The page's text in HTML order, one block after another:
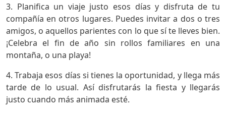
3. Planifica un viaje justo esos días y disfruta de tu
compañía en otros lugares. Puedes invitar a dos o tres
amigos, o aquellos parientes con lo que sí te lleves bien.
¡Celebra el fin de año sin rollos familiares en una
montaña, o una playa!
4. Trabaja esos días si tienes la oportunidad, y llega más
tarde de lo usual. Así disfrutarás la fiesta y llegarás
justo cuando más animada esté.